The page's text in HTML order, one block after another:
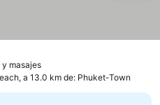
masajes
a 13.0 km de: Phuket-Town